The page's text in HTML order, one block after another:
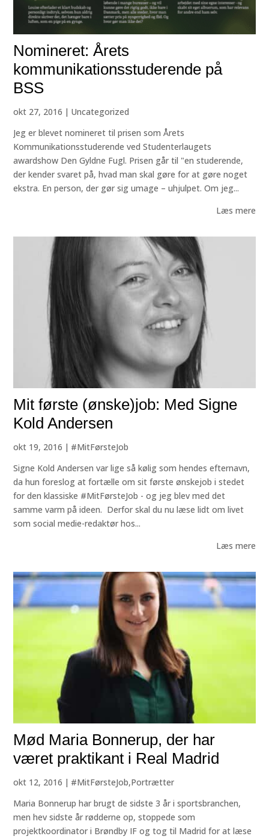
Nomineret: Årets
kommunikationsstuderende på
BSS
okt 27, 2016 | Uncategorized
Jeg er blevet nomineret til prisen som Årets
Kommunikationsstuderende ved Studenterlaugets
awardshow Den Gyldne Fugl. Prisen går til "en studerende,
der kender svaret på, hvad man skal gøre for at gøre noget
ekstra. En person, der gør sig umage – uhjulpet. Om jeg...
Læs mere
Mit første (ønske)job: Med Signe
Kold Andersen
okt 19, 2016 | #MitFørsteJob
Signe Kold Andersen var lige så kølig som hendes efternavn,
da hun foreslog at fortælle om sit første ønskejob i stedet
for den klassiske #MitFørsteJob - og jeg blev med det
samme varm på ideen. Derfor skal du nu læse lidt om livet
som social medie-redaktør hos...
Læs mere
Mød Maria Bonnerup, der har
været praktikant i Real Madrid
okt 12, 2016 | #MitFørsteJob,Portrætter
Maria Bonnerup har brugt de sidste 3 år i sportsbranchen,
men hev sidste år rødderne op, stoppede som
projektkoordinator i Brøndby IF og tog til Madrid for at læse